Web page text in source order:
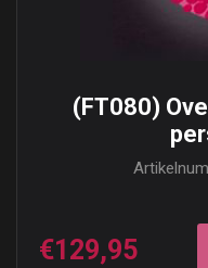
(FT080)
€129,95